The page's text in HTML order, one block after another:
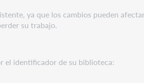
ya que los cambios pueden
su trabajo.
el identificador de su biblioteca: